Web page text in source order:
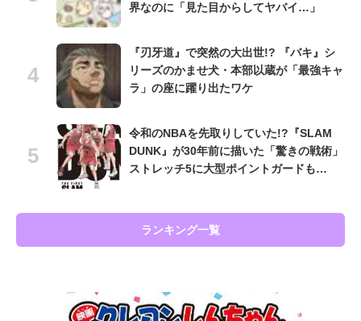
界なのに「見た目からしてヤバイ…」
『刃牙道』で突然の大出世!? 『バキ』シ
リーズのかませ犬・本部以蔵が「最強キャ
ラ」の座に躍り出たワケ
令和のNBAを先取りしていた!?『SLAM
DUNK』が30年前に描いた「驚きの戦術」
ストレッチ5に大型ポイントガードも…
ランキング一覧